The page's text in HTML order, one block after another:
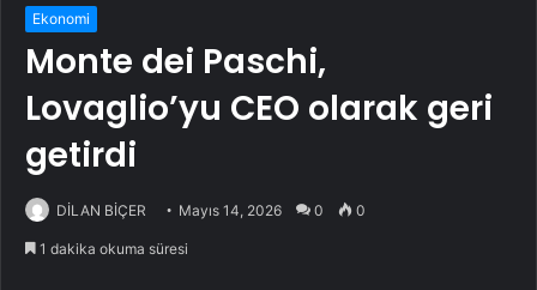
Ekonomi
Monte dei Paschi,
Lovaglio’yu CEO olarak geri
getirdi
DİLAN BİÇER Mayıs 14, 2026 0 0
1 dakika okuma süresi